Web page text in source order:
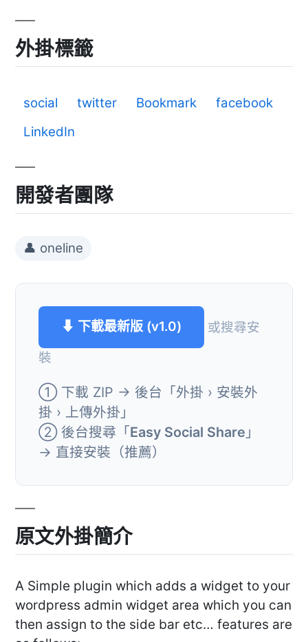
外掛標籤
social twitter Bookmark
facebook
LinkedIn
開發者團隊
👤 oneline
⬇ 下載最新版 (v1.0)
或搜尋安
裝
① 下載 ZIP → 後台「外掛 › 安裝外
掛 › 上傳外掛」
② 後台搜尋「Easy Social Share 」
→ 直接安裝（推薦）
原文外掛簡介
A Simple plugin which adds a widget to your
wordpress admin widget area which you can
then assign to the side bar etc… features are